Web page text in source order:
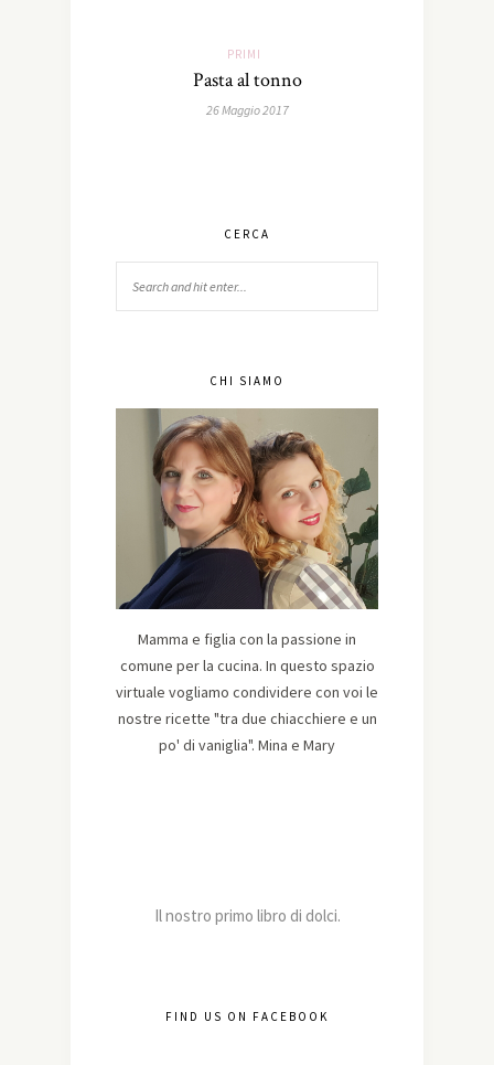
PRIMI
Pasta al tonno
26 Maggio 2017
CERCA
CHI SIAMO
Mamma e figlia con la passione in
comune per la cucina. In questo spazio
virtuale vogliamo condividere con voi le
nostre ricette "tra due chiacchiere e un
po' di vaniglia". Mina e Mary
Il nostro primo libro di dolci.
FIND US ON FACEBOOK